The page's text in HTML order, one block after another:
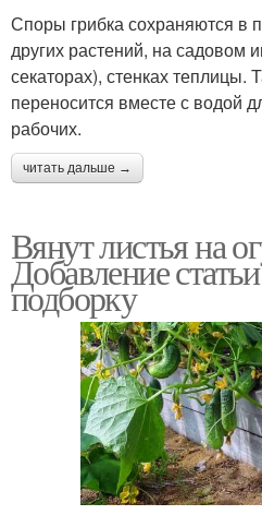
Споры грибка сохраняются в
других растений, на садовом
секаторах), стенках теплицы.
переносится вместе с водой
рабочих.
читать дальше →
Вянут листья на
Добавление
подборку